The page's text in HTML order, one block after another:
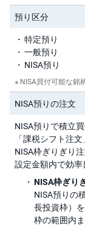
先
・
オ
プ
シ
ョ
ン
商
先
物
金
・
米国
米株信用
預り区分
特定預り
一般預り
NISA預り
NISA買付可能な銘
NISA預りの注文
NISA預りで積立
「課税シフト注
NISA枠ぎりぎり
設定金額内で効率
NISA枠ぎり
NISA預りの
長投資枠）
枠の範囲内